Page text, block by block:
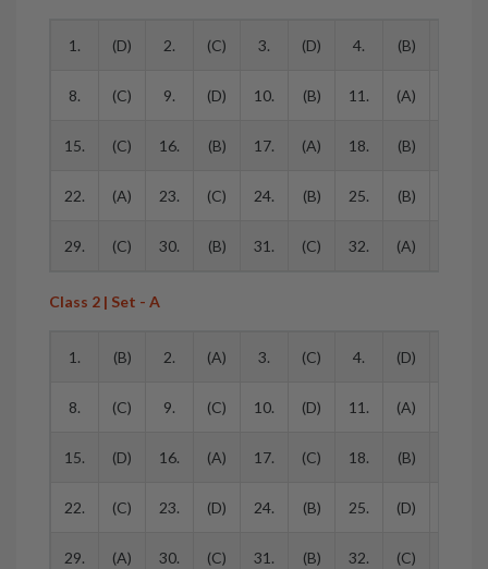
1. (D) 2. (C) 3. (D) 4. (B)
8. (C) 9. (D) 10. (B) 11. (A)
15. (C) 16. (B) 17. (A) 18. (B)
22. (A) 23. (C) 24. (B) 25. (B)
29. (C) 30. (B) 31. (C) 32. (A)
Class 2 | Set - A
1. (B) 2. (A) 3. (C) 4. (D)
8. (C) 9. (C) 10. (D) 11. (A)
15. (D) 16. (A) 17. (C) 18. (B)
22. (C) 23. (D) 24. (B) 25. (D)
29. (A) 30. (C) 31. (B) 32. (C)